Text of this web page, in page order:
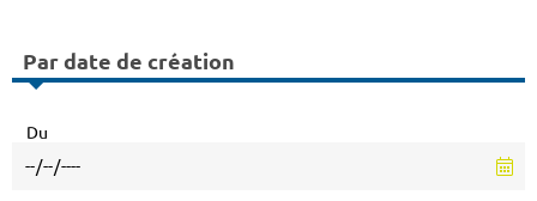
Par date de création
Du